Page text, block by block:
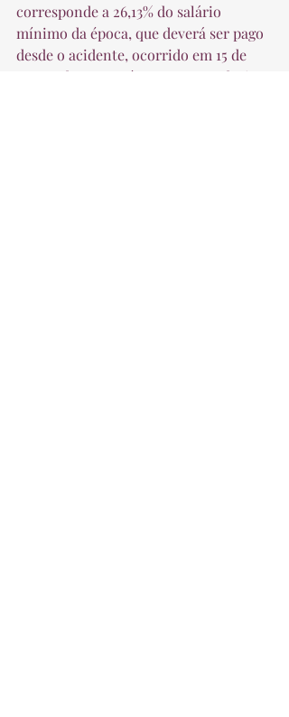
corresponde a 26,13% do salário
mínimo da época, que deverá ser pago
desde o acidente, ocorrido em 15 de
março de 2017, até sua aposentadoria”,